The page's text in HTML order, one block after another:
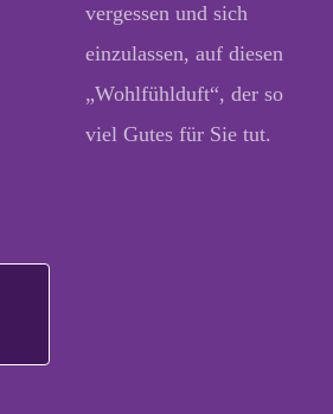
vergessen und sich
einzulassen, auf diesen
„Wohlfühlduft“, der so
viel Gutes für Sie tut.